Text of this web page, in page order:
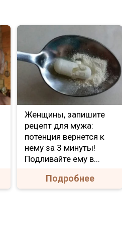
Женщины, запишите
рецепт для мужа:
потенция вернется к
нему за 3 минуты!
Подливайте ему в...
Подробнее